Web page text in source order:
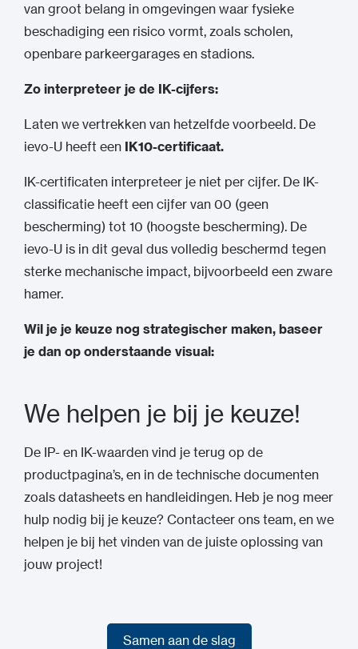
van groot belang in omgevingen waar fysieke
beschadiging een risico vormt, zoals scholen,
openbare parkeergarages en stadions.
Zo interpreteer je de IK-cijfers:
Laten we vertrekken van hetzelfde voorbeeld. De
ievo-U heeft een IK10-certificaat.
IK-certificaten interpreteer je niet per cijfer. De IK-
classificatie heeft een cijfer van 00 (geen
bescherming) tot 10 (hoogste bescherming). De
ievo-U is in dit geval dus volledig beschermd tegen
sterke mechanische impact, bijvoorbeeld een zware
hamer.
Wil je je keuze nog strategischer maken, baseer
je dan op onderstaande visual:
We helpen je bij je keuze!
De IP- en IK-waarden vind je terug op de
productpagina’s, en in de technische documenten
zoals datasheets en handleidingen. Heb je nog meer
hulp nodig bij je keuze? Contacteer ons team, en we
helpen je bij het vinden van de juiste oplossing van
jouw project!
Samen aan de slag